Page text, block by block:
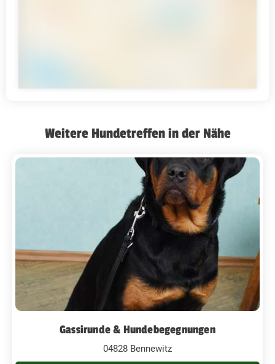
Weitere Hundetreffen in der Nähe
Gassirunde & Hundebegegnungen
04828 Bennewitz